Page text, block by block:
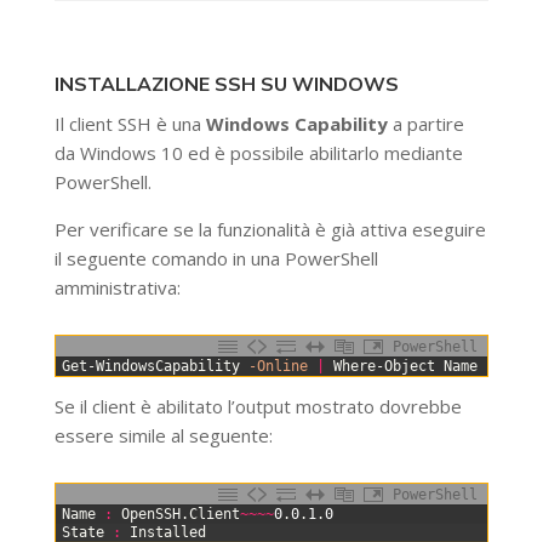
INSTALLAZIONE SSH SU WINDOWS
Il client SSH è una Windows Capabilitya partire
da Windows 10 ed è possibile abilitarlo mediante
PowerShell.
Per verificare se la funzionalità è già attiva eseguire
il seguente comando in una PowerShell
amministrativa:
PowerShell
Get-WindowsCapability -Online Where-Object Name
Se il client è abilitato l’output mostrato dovrebbe
essere simile al seguente:
PowerShell
Name : OpenSSH .Client~~~~0.0. 1.0
State
: Installed